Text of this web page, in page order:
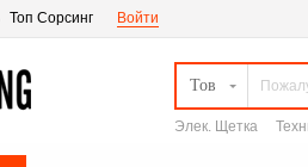
Топ Сорсинг Войти
Тов
Элек. Щетка